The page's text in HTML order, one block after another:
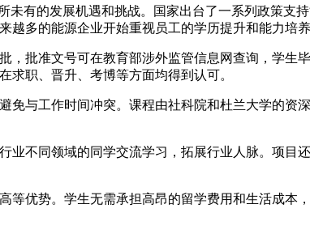
有的发展机遇和挑战。国家出台了一系列政策支
多的能源企业开始重视员工的学历提升和能力培
，批准文号可在教育部涉外监管信息网查询，学生
求职、晋升、考博等方面均得到认可。
与工作时间冲突。课程由社科院和杜兰大学的资
不同领域的同学交流学习，拓展行业人脉。项目
优势。学生无需承担高昂的留学费用和生活成本